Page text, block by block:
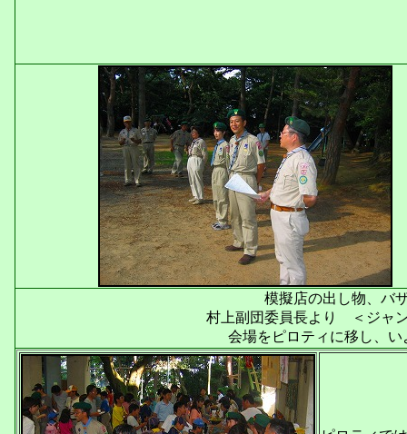
模擬店の出し物、バ
村上副団委員長より ＜ジャ
会場をピロティに移し、